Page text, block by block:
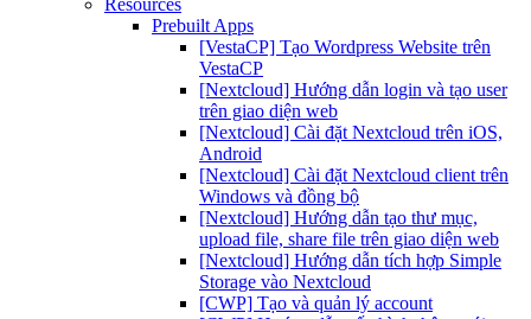
Resources
Prebuilt Apps
[VestaCP] Tạo Wordpress Website trên
VestaCP
[Nextcloud] Hướng dẫn login và tạo user
trên giao diện web
[Nextcloud] Cài đặt Nextcloud trên iOS,
Android
[Nextcloud] Cài đặt Nextcloud client trên
Windows và đồng bộ
[Nextcloud] Hướng dẫn tạo thư mục,
upload file, share file trên giao diện web
[Nextcloud] Hướng dẫn tích hợp Simple
Storage vào Nextcloud
[CWP] Tạo và quản lý account